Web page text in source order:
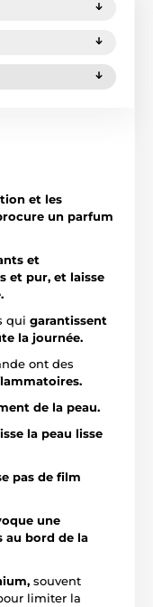
et les
un parfum
et
et pur, et laisse
qui garantissent
la journée.
ont des
de la peau.
la peau lisse
pas de film
une
au bord de la
souvent
limiter la